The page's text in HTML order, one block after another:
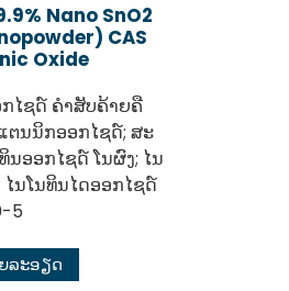
Nano SnO2
CAS
Oxide
ກໄຊດ໌ ຄຳສັບຄ້າຍຄື
ຕນນິກອອກໄຊດ໌; ສະ
ອອກໄຊດ໌ ໂນຜົງ; ໄນ
ນໂນທິນໄດອອກໄຊດ໌
5
ລະອຽດ